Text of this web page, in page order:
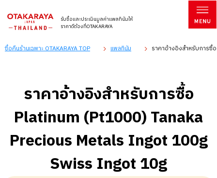
รับซื้อและประเมินมูลค่าแพลทินัมให้
ราคาดีต้องที่OTAKARAYA
ซื้อคืนร้านเฉพาะ OTAKARAYA TOP แพลทินัม ราคาอ้างอิงสำหรับการซื้
ราคาอ้างอิงสำหรับการซื้อ
Platinum (Pt1000) Tanaka
Precious Metals Ingot 100g
Swiss Ingot 10g